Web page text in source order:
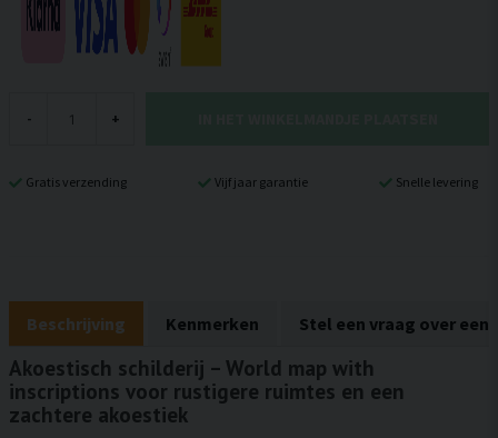
- +
Gratis verzending Vijf jaar garantie Snelle levering
Beschrijving Kenmerken Stel een vraag over een
Akoestisch schilderij – World map with
inscriptions voor rustigere ruimtes en een
zachtere akoestiek